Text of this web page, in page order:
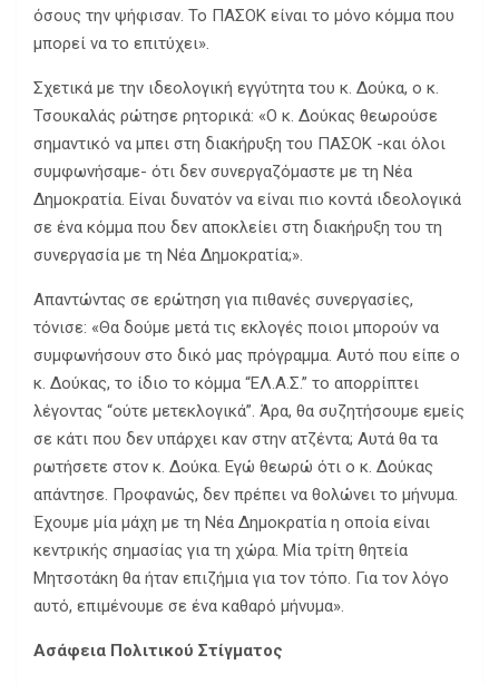
όσους την ψήφισαν. Το ΠΑΣΟΚ είναι το μόνο κόμμα που
μπορεί να το επιτύχει».
Σχετικά με την ιδεολογική εγγύτητα του κ. Δούκα, ο κ.
Τσουκαλάς ρώτησε ρητορικά: «Ο κ. Δούκας θεωρούσε
σημαντικό να μπει στη διακήρυξη του ΠΑΣΟΚ -και όλοι
συμφωνήσαμε- ότι δεν συνεργαζόμαστε με τη Νέα
Δημοκρατία. Είναι δυνατόν να είναι πιο κοντά ιδεολογικά
σε ένα κόμμα που δεν αποκλείει στη διακήρυξη του τη
συνεργασία με τη Νέα Δημοκρατία;».
Απαντώντας σε ερώτηση για πιθανές συνεργασίες,
τόνισε: «Θα δούμε μετά τις εκλογές ποιοι μπορούν να
συμφωνήσουν στο δικό μας πρόγραμμα. Αυτό που είπε ο
κ. Δούκας, το ίδιο το κόμμα “ΕΛ.Α.Σ.” το απορρίπτει
λέγοντας “ούτε μετεκλογικά”. Άρα, θα συζητήσουμε εμείς
σε κάτι που δεν υπάρχει καν στην ατζέντα; Αυτά θα τα
ρωτήσετε στον κ. Δούκα. Εγώ θεωρώ ότι ο κ. Δούκας
απάντησε. Προφανώς, δεν πρέπει να θολώνει το μήνυμα.
Έχουμε μία μάχη με τη Νέα Δημοκρατία η οποία είναι
κεντρικής σημασίας για τη χώρα. Μία τρίτη θητεία
Μητσοτάκη θα ήταν επιζήμια για τον τόπο. Για τον λόγο
αυτό, επιμένουμε σε ένα καθαρό μήνυμα».
Ασάφεια Πολιτικού Στίγματος